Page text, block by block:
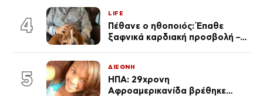
4
LIFE
Πέθανε ο ηθοποιός: Έπαθε
ξαφνικά καρδιακή προσβολή – Η
5
ΔΙΕΘΝΗ
ΗΠΑ: 29χρονη
Αφροαμερικανίδα βρέθηκε